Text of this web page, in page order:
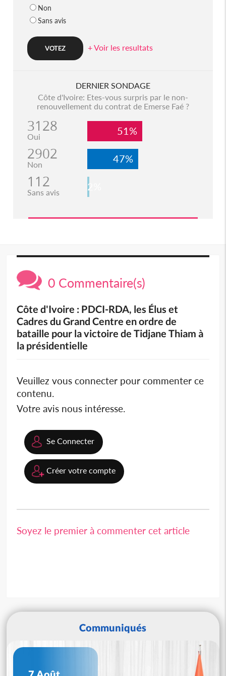
Non
Sans avis
+ Voir les resultats
DERNIER SONDAGE
Côte d'Ivoire: Etes-vous surpris par le non-
renouvellement du contrat de Emerse Faé ?
3128
Oui 51%
2902
Non 47%
112
Sans avis 2%
0 Commentaire(s)
Côte d'Ivoire : PDCI-RDA, les Élus et
Cadres du Grand Centre en ordre de
bataille pour la victoire de Tidjane Thiam à
la présidentielle
Veuillez vous connecter pour commenter ce
contenu.
Votre avis nous intéresse.
Se Connecter
Créer votre compte
Soyez le premier à commenter cet article
Communiqués